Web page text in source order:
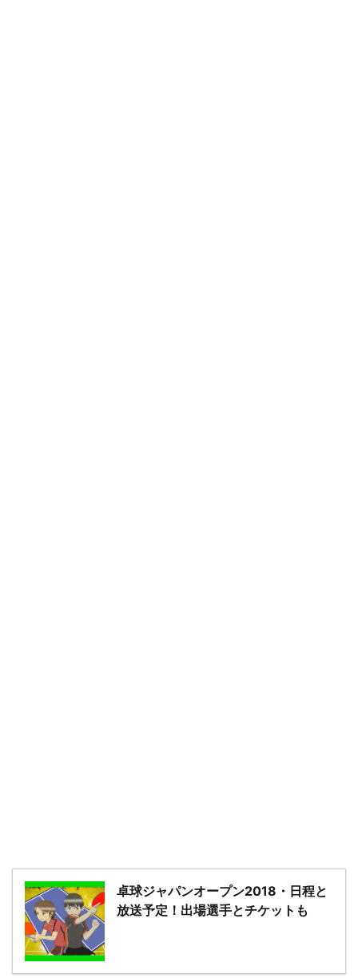
卓球ジャパンオープン2018・日程と
放送予定！出場選手とチケットも